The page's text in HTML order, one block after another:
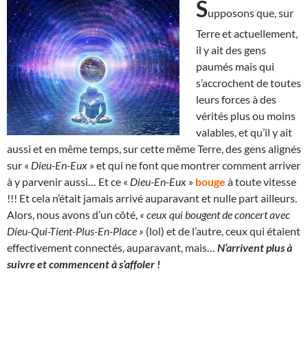
Supposons que, sur
Terre et actuellement,
il y ait des gens
paumés mais qui
s’accrochent de toutes
leurs forces à des
vérités plus ou moins
valables, et qu’il y ait
aussi et en même temps, sur cette même Terre, des gens alignés
sur « Dieu-En-Eux » et qui ne font que montrer comment arriver
à y parvenir aussi… Et ce « Dieu-En-Eux » bouge à toute vitesse
!!! Et cela n’était jamais arrivé auparavant et nulle part ailleurs.
Alors, nous avons d’un côté, « ceux qui bougent de concert avec
Dieu-Qui-Tient-Plus-En-Place » (lol) et de l’autre, ceux qui étaient
effectivement connectés, auparavant, mais… N’arrivent plus à
suivre et commencent à s’affoler !